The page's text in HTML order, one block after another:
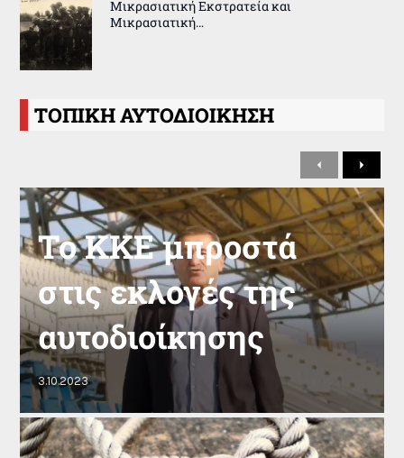
Μικρασιατική Εκστρατεία και
Μικρασιατική…
ΤΟΠΙΚΗ ΑΥΤΟΔΙΟΙΚΗΣΗ
PreviousNext
Το ΚΚΕ μπροστά
στις εκλογές της
αυτοδιοίκησης
3.10.2023